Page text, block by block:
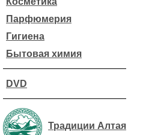
Парфюмерия
Гигиена
Бытовая химия
DVD
Традиции Алтая